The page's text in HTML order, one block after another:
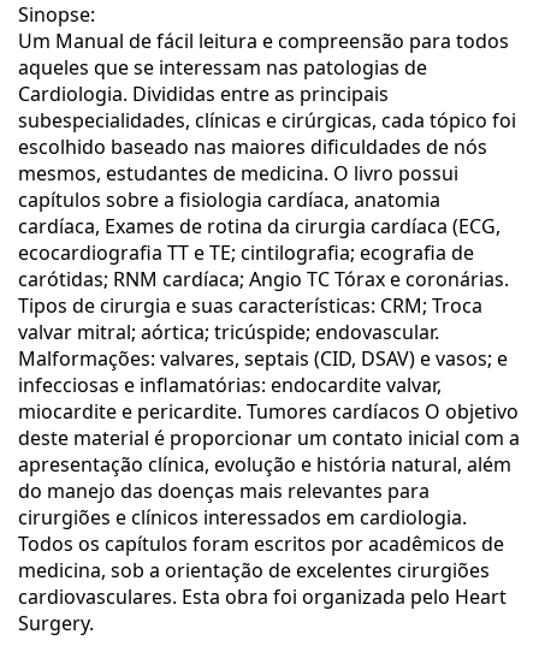
Sinopse:
Um Manual de fácil leitura e compreensão para todos
aqueles que se interessam nas patologias de
Cardiologia. Divididas entre as principais
subespecialidades, clínicas e cirúrgicas, cada tópico foi
escolhido baseado nas maiores dificuldades de nós
mesmos, estudantes de medicina. O livro possui
capítulos sobre a fisiologia cardíaca, anatomia
cardíaca, Exames de rotina da cirurgia cardíaca (ECG,
ecocardiografia TT e TE; cintilografia; ecografia de
carótidas; RNM cardíaca; Angio TC Tórax e coronárias.
Tipos de cirurgia e suas características: CRM; Troca
valvar mitral; aórtica; tricúspide; endovascular.
Malformações: valvares, septais (CID, DSAV) e vasos; e
infecciosas e inflamatórias: endocardite valvar,
miocardite e pericardite. Tumores cardíacos O objetivo
deste material é proporcionar um contato inicial com a
apresentação clínica, evolução e história natural, além
do manejo das doenças mais relevantes para
cirurgiões e clínicos interessados em cardiologia.
Todos os capítulos foram escritos por acadêmicos de
medicina, sob a orientação de excelentes cirurgiões
cardiovasculares. Esta obra foi organizada pelo Heart
Surgery.